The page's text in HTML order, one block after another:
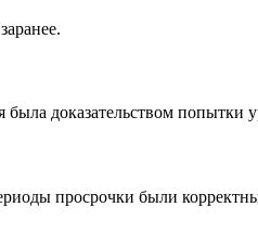
доказательством попытки
просрочки были